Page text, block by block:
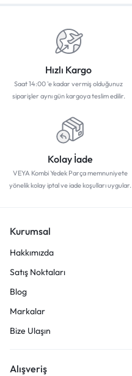
Hızlı Kargo
Saat 14:00 'e kadar vermiş olduğunuz
siparişler aynı gün kargoya teslim edilir.
Kolay İade
VEYA Kombi Yedek Parça memnuniyete
yönelik kolay iptal ve iade koşulları uygular.
Kurumsal
Hakkımızda
Satış Noktaları
Blog
Markalar
Bize Ulaşın
Alışveriş